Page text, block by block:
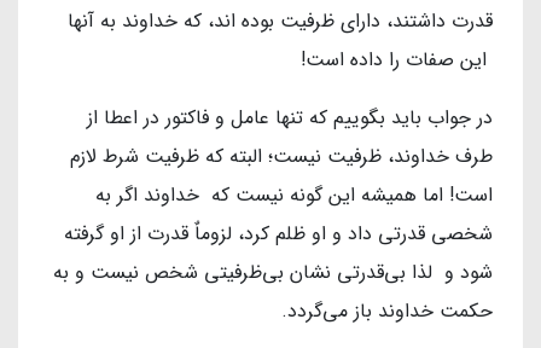
قدرت داشتند، دارای ظرفیت بوده اند، که خداوند به آنها
این صفات را داده است!
در جواب باید بگوییم که تنها عامل و فاکتور در اعطا از
طرف خداوند، ظرفیت نیست؛ البته که ظرفیت شرط لازم
است! اما همیشه این گونه نیست که خداوند اگر به
شخصی قدرتی داد و او ظلم کرد، لزوماٌ قدرت از او گرفته
شود و لذا بی‌قدرتی نشان بی‌ظرفیتی شخص نیست و به
حکمت خداوند باز می‌گردد.